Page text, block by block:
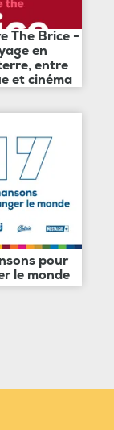
The Brice -
en
entre
et cinéma
pour
le monde